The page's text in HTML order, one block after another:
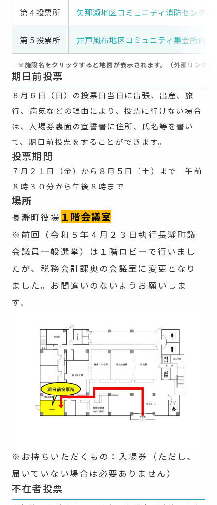
第４投票所 矢那瀬地区コミュニティ消防センター
第５投票所 井戸風布地区コミュニティ集会所内
※施設名をクリックすると地図が表示されます。（外部リンク）
期日前投票
８月６日（日）の投票日当日に出張、出産、旅
行、病気などの理由により、投票に行けない場合
は、入場券裏面の宣誓書に住所、氏名等を書い
て、期日前投票をすることができます。
投票期間
７月２１日（金）から８月５日（土）まで 午前
８時３０分から午後８時まで
場所
長瀞町役場 １階会議室
※前回（令和５年４月２３日執行長瀞町議
会議員一般選挙）は１階ロビーで行いまし
たが、税務会計課奥の会議室に変更となり
ました。お間違いのないようお願いしま
す。
※お持ちいただくもの：入場券（ただし、
届いていない場合は必要ありません）
不在者投票